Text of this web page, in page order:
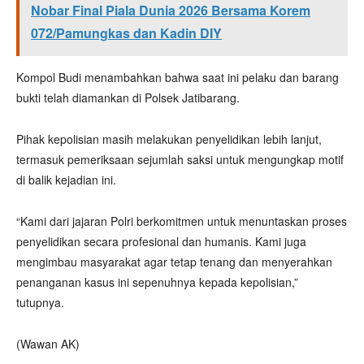
Nobar Final Piala Dunia 2026 Bersama Korem
072/Pamungkas dan Kadin DIY
Kompol Budi menambahkan bahwa saat ini pelaku dan barang
bukti telah diamankan di Polsek Jatibarang.
Pihak kepolisian masih melakukan penyelidikan lebih lanjut,
termasuk pemeriksaan sejumlah saksi untuk mengungkap motif
di balik kejadian ini.
“Kami dari jajaran Polri berkomitmen untuk menuntaskan proses
penyelidikan secara profesional dan humanis. Kami juga
mengimbau masyarakat agar tetap tenang dan menyerahkan
penanganan kasus ini sepenuhnya kepada kepolisian,”
tutupnya.
(Wawan AK)